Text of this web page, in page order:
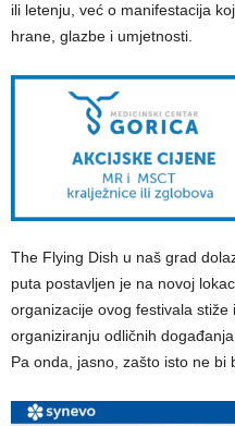
ili letenju, već o manifestacija
hrane, glazbe i umjetnosti.
The Flying Dish u naš grad
puta postavljen je na novoj
organizacije ovog festivala
organiziranju odličnih
Pa onda, jasno, zašto isto ne bi